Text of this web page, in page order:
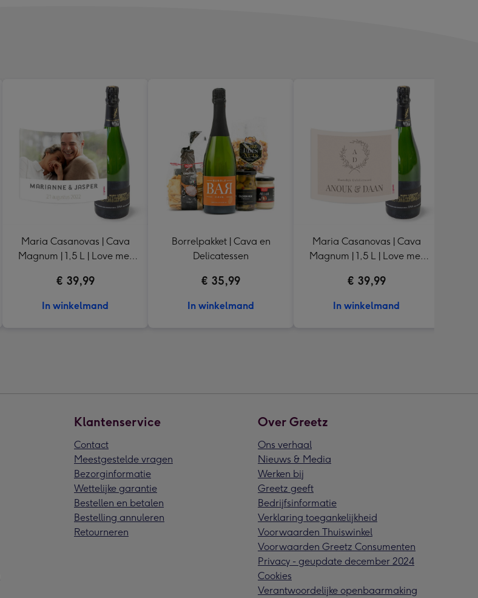
Maria Casanovas | Cava
Magnum | 1,5 L | Love met
€ 39,99
In winkelmand
Borrelpakket | Cava en
Delicatessen
€ 35,99
In winkelmand
Maria Casanovas | Cava
Magnum | 1,5 L | Love met
€ 39,99
In winkelmand
Klantenservice
Contact
Meestgestelde vragen
Bezorginformatie
Wettelijke garantie
Bestellen en betalen
Bestelling annuleren
Retourneren
Over Greetz
Ons verhaal
Nieuws & Media
Werken bij
Greetz geeft
Bedrijfsinformatie
Verklaring toegankelijkheid
Voorwaarden Thuiswinkel
Voorwaarden Greetz Consumenten
Privacy - geupdate december 2024
Cookies
Verantwoordelijke openbaarmaking